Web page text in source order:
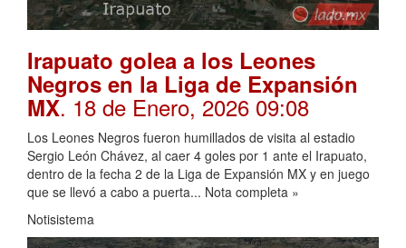
Irapuato golea a los Leones
Negros en la Liga de Expansión
MX. 18 de Enero, 2026 09:08
Los Leones Negros fueron humillados de visita al estadio
Sergio León Chávez, al caer 4 goles por 1 ante el Irapuato,
dentro de la fecha 2 de la Liga de Expansión MX y en juego
que se llevó a cabo a puerta... Nota completa »
Notisistema